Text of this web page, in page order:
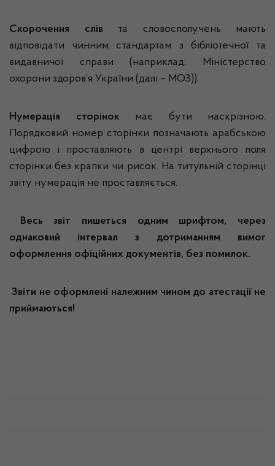
Скорочення слів та словосполучень мають
відповідати чинним стандартам з бібліотечної та
видавничої справи (наприклад: Міністерство
охорони здоров’я України (далі – МОЗ)).
Нумерація сторінок має бути наскрізною.
Порядковий номер сторінки позначають арабською
цифрою і проставляють в центрі верхнього поля
сторінки без крапки чи рисок. На титульній сторінці
звіту нумерація не проставляється.
Весь звіт пишеться одним шрифтом, через
однаковий інтервал з дотриманням вимог
оформлення офіційних документів, без помилок.
Звіти не оформлені належним чином до атестації не
приймаються!